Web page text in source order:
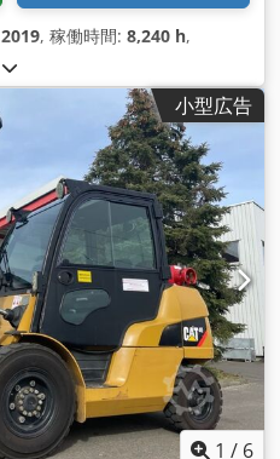
2019, 稼働時間: 8,240 h,
小型広告
1 / 6